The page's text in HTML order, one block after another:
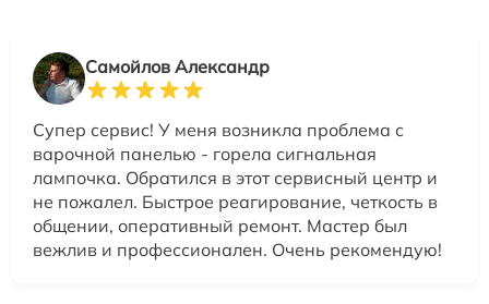
Самойлов Александр
Супер сервис! У меня возникла проблема с
варочной панелью - горела сигнальная
лампочка. Обратился в этот сервисный центр и
не пожалел. Быстрое реагирование, четкость в
общении, оперативный ремонт. Мастер был
вежлив и профессионален. Очень рекомендую!